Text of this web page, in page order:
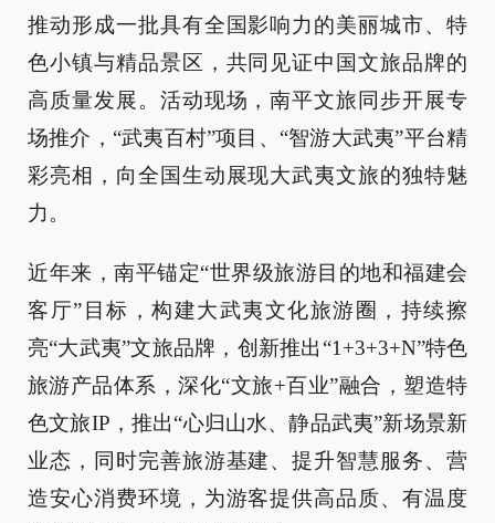
推动形成一批具有全国影响力的美丽城市、特
色小镇与精品景区，共同见证中国文旅品牌的
高质量发展。活动现场，南平文旅同步开展专
场推介，“武夷百村”项目、“智游大武夷”平台精
彩亮相，向全国生动展现大武夷文旅的独特魅
力。
近年来，南平锚定“世界级旅游目的地和福建会
客厅”目标，构建大武夷文化旅游圈，持续擦
亮“大武夷”文旅品牌，创新推出“1+3+3+N”特色
旅游产品体系，深化“文旅+百业”融合，塑造特
色文旅IP，推出“心归山水、静品武夷”新场景新
业态，同时完善旅游基建、提升智慧服务、营
造安心消费环境，为游客提供高品质、有温度